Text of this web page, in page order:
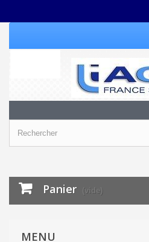
Panier (vide)
MENU